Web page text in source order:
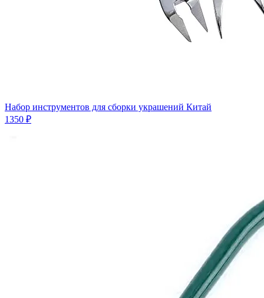
Набор инструментов для сборки украшений Китай
1350 ₽